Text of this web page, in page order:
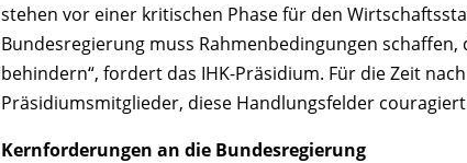
stehen vor einer kritischen Phase für den
Bundesregierung muss Rahmenbedingungen
behindern“, fordert das IHK-Präsidium. Für die Zeit
Präsidiumsmitglieder, diese Handlungsfelder
Kernforderungen an die Bundesregierung